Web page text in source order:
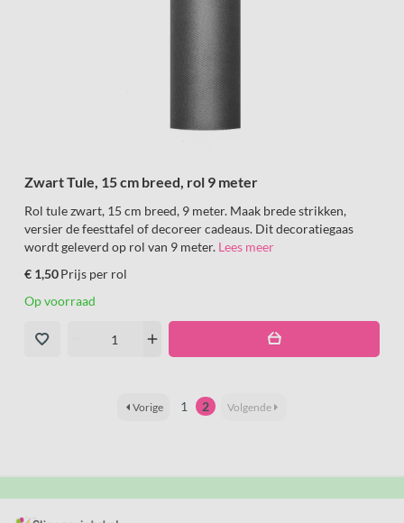
Zwart Tule, 15 cm breed, rol 9 meter
Rol tule zwart, 15 cm breed, 9 meter. Maak brede strikken,
versier de feesttafel of decoreer cadeaus. Dit decoratiegaas
wordt geleverd op rol van 9 meter. Lees meer
€ 1,50Prijs per rol
Op voorraad
add
Vorige 1 2 Volgende